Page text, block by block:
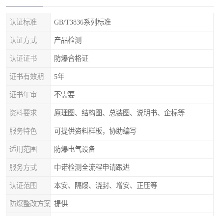
认证标准 GB/T3836系列标准
认证方式 产品检测
认证证书 防爆合格证
证书有效期 5年
证书年审 不需要
资料要求 原理图、结构图、总装图、说明书、企标等
服务特色 可提供资料样板，协助编写
适用范围 防爆电气设备
服务方式 中诺检测全流程申请跟进
认证范围 本安、隔爆、浇封、增安、正压等
防爆整改方案 提供